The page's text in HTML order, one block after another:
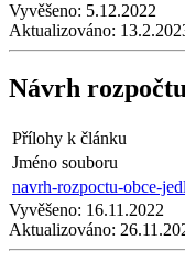
Vyvěšeno: 5.12.2022
Aktualizováno:
Návrh
Přílohy k článku
Jméno souboru
navrh-rozpoctu-obce-
Vyvěšeno: 16.11.2022
Aktualizováno: